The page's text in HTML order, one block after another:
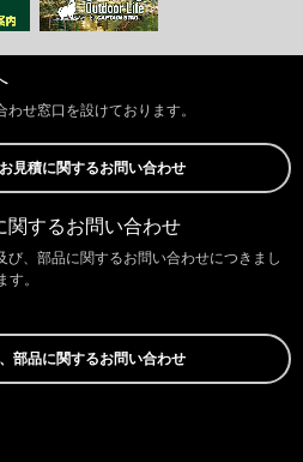
せ窓口を設けております。
見積に関するお問い合わせ
関するお問い合わせ
び、部品に関するお問い合わせにつきまし
。
部品に関するお問い合わせ